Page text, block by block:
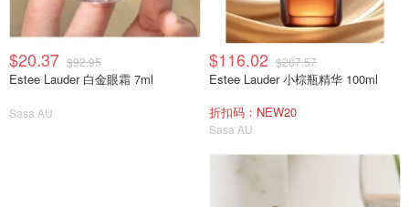
$20.37 $92.95
Estee Lauder 白金眼霜 7ml
Sasa AU
$116.02 $287.57
Estee Lauder 小棕瓶精华 100ml
折扣码：NEW20
Sasa AU